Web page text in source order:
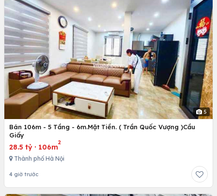
5
Bán 106m - 5 Tầng - 6m.Mặt Tiền. ( Trần Quốc Vượng )Cầu
Giấy
28.5 tỷ · 106m
2
Thành phố Hà Nội
4 giờ trước